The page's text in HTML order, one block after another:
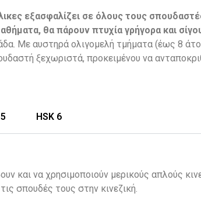
εξασφαλίζει σε όλους τους
θα πάρουν πτυχία γρήγορα και
Με αυστηρά ολιγομελή τμήματα (έως 8
ξεχωριστά, προκειμένου να
HSK 6
και να χρησιμοποιούν μερικούς απλούς
σπουδές τους στην κινεζική.